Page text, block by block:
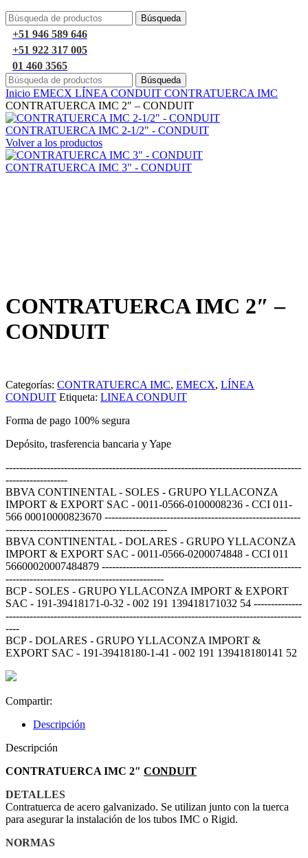
Búsqueda
+51 946 589 646
+51 922 317 005
01 460 3565
Búsqueda
Inicio EMECX LÍNEA CONDUIT CONTRATUERCA IMC
CONTRATUERCA IMC 2″ – CONDUIT
CONTRATUERCA IMC 2-1/2" - CONDUIT
Volver a los productos
CONTRATUERCA IMC 3" - CONDUIT
CONTRATUERCA IMC 2″ –
CONDUIT
Categorías: CONTRATUERCA IMC, EMECX, LÍNEA
CONDUIT Etiqueta: LINEA CONDUIT
Forma de pago 100% segura
Depósito, trasferencia bancaria y Yape
--------------------------------------------------------------------------------------
------------------
BBVA CONTINENTAL - SOLES - GRUPO YLLACONZA
IMPORT & EXPORT SAC - 0011-0566-0100008236 - CCI 011-
566 00010000823670 ---------------------------------------------------------
-----------------------------------------------
BBVA CONTINENTAL - DOLARES - GRUPO YLLACONZA
IMPORT & EXPORT SAC - 0011-0566-0200074848 - CCI 011
56600020007484879 ----------------------------------------------------------
----------------------------------------------
BCP - SOLES - GRUPO YLLACONZA IMPORT & EXPORT
SAC - 191-39418171-0-32 - 002 191 139418171032 54 --------------
--------------------------------------------------------------------------------------
----
BCP - DOLARES - GRUPO YLLACONZA IMPORT &
EXPORT SAC - 191-39418180-1-41 - 002 191 139418180141 52
Compartir:
Descripción
Descripción
CONTRATUERCA IMC 2″ CONDUIT
DETALLES
Contratuerca de acero galvanizado. Se utilizan junto con la tuerca
para asegurar la instalación de los tubos IMC o Rigid.
NORMAS